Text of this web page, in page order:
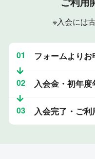
※入会には
01 フォームよりお
02 入会金・初年
03 入会完了・ご利